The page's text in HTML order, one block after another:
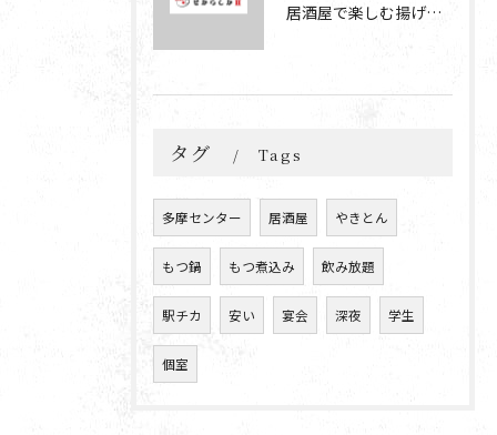
居酒屋で楽しむ揚げたこやきと飲み放題の魅力を徹底解説
タグ Tags
多摩センター 居酒屋 やきとん
もつ鍋 もつ煮込み 飲み放題
駅チカ 安い 宴会 深夜 学生
個室